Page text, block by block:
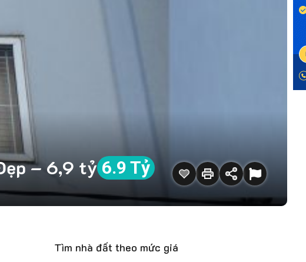
– 6,9 tỷ 6.9 Tỷ
Tìm nhà đất theo mức giá